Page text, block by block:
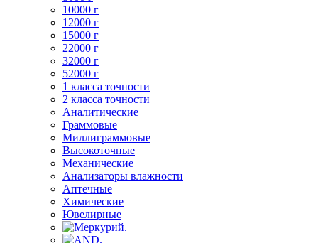
10000 г
12000 г
15000 г
22000 г
32000 г
52000 г
1 класса точности
2 класса точности
Аналитические
Граммовые
Миллиграммовые
Высокоточные
Механические
Анализаторы влажности
Аптечные
Химические
Ювелирные